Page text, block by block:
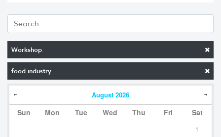
Workshop
food industry
August 2026
Sun Mon Tue Wed Thu Fri Sat
1